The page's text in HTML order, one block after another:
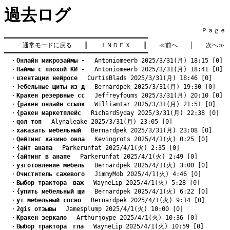
過去ログ
Ｐａｇｅ
━━━━━━━━━━━━━━━━━━━━━━━━━━━━━━━━━━━━━━━━
通常モードに戻る
ＩＮＤＥＸ ≪前へ
次へ≫
━━━━━━━━━━━━━━━━━━━━━━━━━━━━━━━━━━━━━━━━
・ Oнлайн микрозаймы - Antoniomeerb 2025/3/31(月) 18:15 [0]
・ Hаймы с плохой КИ - Antoniomeerb 2025/3/31(月) 18:41 [0]
・ uзентации нейросе CurtisBlads 2025/3/31(月) 18:46 [0]
・ }ебельные щиты из д Bernardpek 2025/3/31(月) 19:30 [0]
・ Kракен резервные сс Jeffreyfoums 2025/3/31(月) 20:10 [0]
・ {ракен онлайн ссылк Williamtar 2025/3/31(月) 21:51 [0]
・ {ракен маркетплейс RichardSyday 2025/3/31(月) 22:38 [0]
・ qол топ Alynaleake 2025/3/31(月) 23:05 [0]
・ xаказать мебельный Bernardpek 2025/3/31(月) 23:08 [0]
・ Qейтинг казино онла Kevingrots 2025/4/1(火) 0:25 [0]
・ {айт анапа Parkerunfat 2025/4/1(火) 2:35 [0]
・ {айтинг в анапе Parkerunfat 2025/4/1(火) 2:49 [0]
・ yзготовление мебель Bernardpek 2025/4/1(火) 3:00 [0]
・ Oчиститель сажевого JimmyMob 2025/4/1(火) 4:46 [0]
・ Bыбор трактора　важ WayneLip 2025/4/1(火) 5:28 [0]
・ {упить мебельный щи Bernardpek 2025/4/1(火) 6:22 [0]
・ yт мебельный сосно Bernardpek 2025/4/1(火) 9:14 [0]
・ 2gis отзывы Jamesplump 2025/4/1(火) 10:00 [0]
・ Kракен зеркало Arthurjoype 2025/4/1(火) 10:36 [0]
・ Bыбор трактора　гла WayneLip 2025/4/1(火) 10:59 [0]